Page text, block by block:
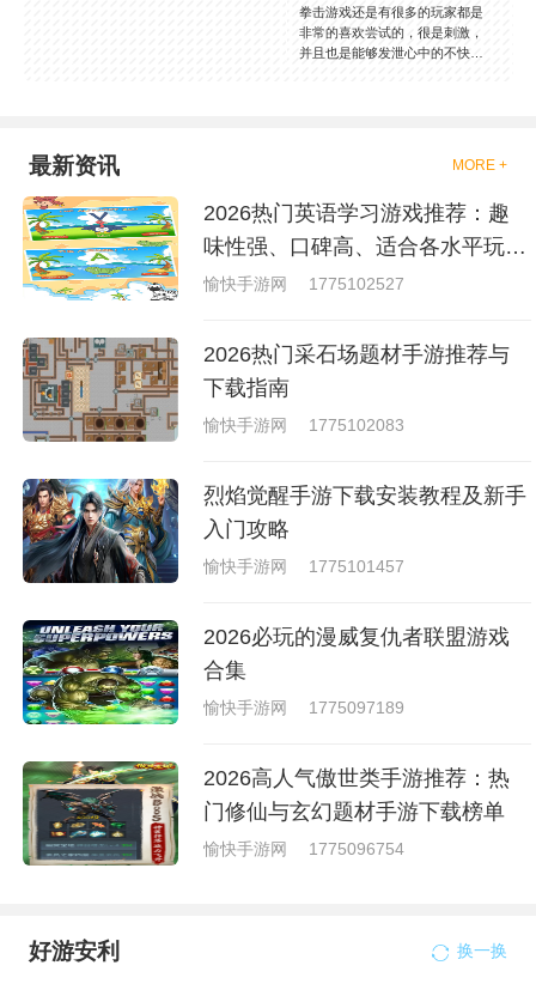
拳击游戏还是有很多的玩家都是
非常的喜欢尝试的，很是刺激，
并且也是能够发泄心中的不快
够去进行体验的，我们也是能够
就是收集了一些有意思的拳击游
戏，相信你们一定会喜欢的。
最新资讯 MORE +
2026热门英语学习游戏推荐：趣
味性强、口碑高、适合各水平玩家
的英语游戏合集
愉快手游网 1775102527
2026热门采石场题材手游推荐与
下载指南
愉快手游网 1775102083
烈焰觉醒手游下载安装教程及新手
入门攻略
愉快手游网 1775101457
2026必玩的漫威复仇者联盟游戏
合集
愉快手游网 1775097189
2026高人气傲世类手游推荐：热
门修仙与玄幻题材手游下载榜单
愉快手游网 1775096754
好游安利 换一换